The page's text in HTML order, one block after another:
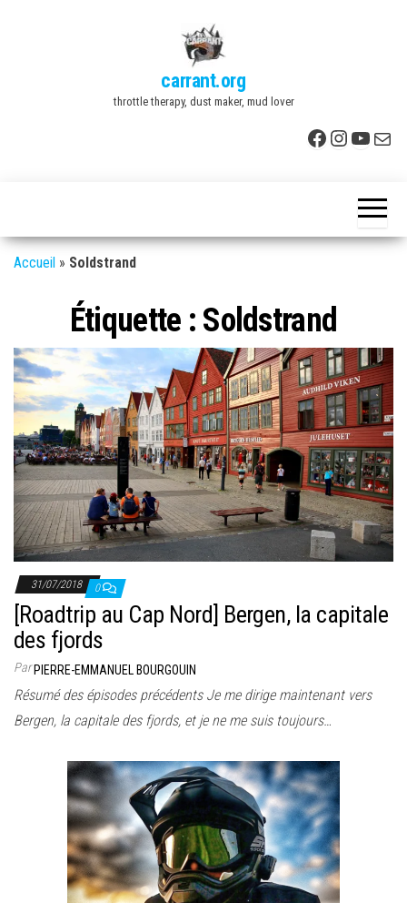
carrant.org
throttle therapy, dust maker, mud lover
Facebook
E-
Accueil » Soldstrand
Étiquette : Soldstrand
31/07/2018 0
[Roadtrip au Cap Nord] Bergen, la capitale
des fjords
ParPIERRE-EMMANUEL BOURGOUIN
Résumé des épisodes précédents Je me dirige maintenant vers
Bergen, la capitale des fjords, et je ne me suis toujours…